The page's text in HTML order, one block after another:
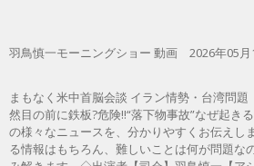
羽鳥慎一モーニングショー 動画 2026年05月
まもなく米中首脳会談 イラン情勢・台湾問
然目の前に鉄板?危険!!“落下物事故”なぜ起き
の様々なニュースを、分かりやすくお伝えし
る情報はもちろん、難しいことは何が問題な